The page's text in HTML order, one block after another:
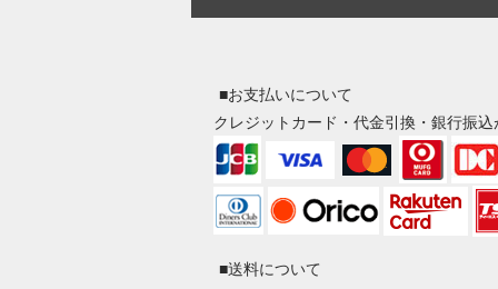
■お支払いについて
クレジットカード・代金引換・銀行振
■送料について